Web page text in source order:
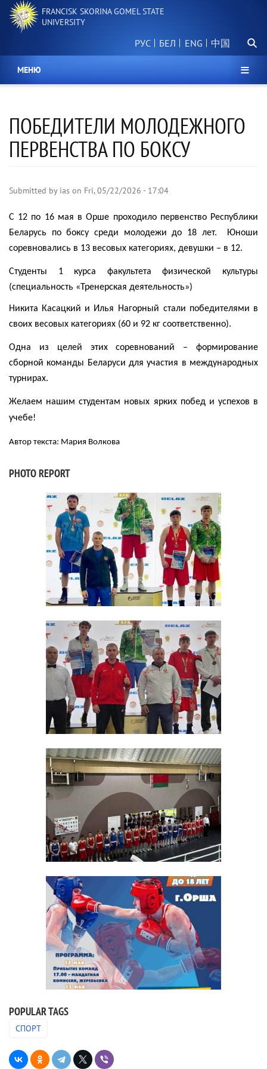
Skip
main
FRANCISK SKORINA GOMEL STATE
UNIVERSITY
РУС БЕЛ 中国
МЕНЮ
ПОБЕДИТЕЛИ МОЛОДЕЖНОГО
ПЕРВЕНСТВА ПО БОКСУ
Submitted by ias on Fri, 05/22/2026 - 17:04
С 12 по 16 мая в Орше проходило первенство Республики
Беларусь по боксу среди молодежи до 18 лет.
Юноши
соревновались в 13 весовых категориях, девушки – в 12.
Студенты 1 курса факультета физической культуры
(специальность «Тренерская деятельность»)
Никита Касацкий и Илья Нагорный стали победителями в
своих весовых категориях (60 и 92 кг соответственно).
Одна из целей этих соревнований – формирование
сборной команды Беларуси для участия в международных
турнирах.
Желаем нашим студентам новых ярких побед и успехов в
учебе!
Автор текста: Мария Волкова
PHOTO REPORT
POPULAR TAGS
СПОРТ